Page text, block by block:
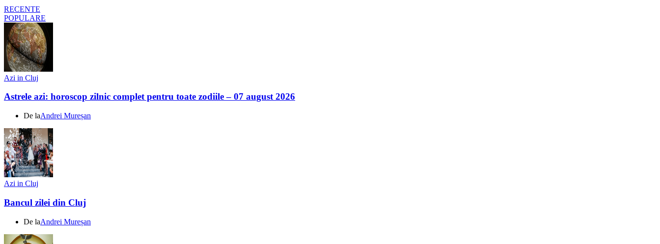
RECENTE
POPULARE
Azi in Cluj
Astrele azi: horoscop zilnic complet pentru toate zodiile – 07 august 2026
De laAndrei Mureșan
Azi in Cluj
Bancul zilei din Cluj
De laAndrei Mureșan